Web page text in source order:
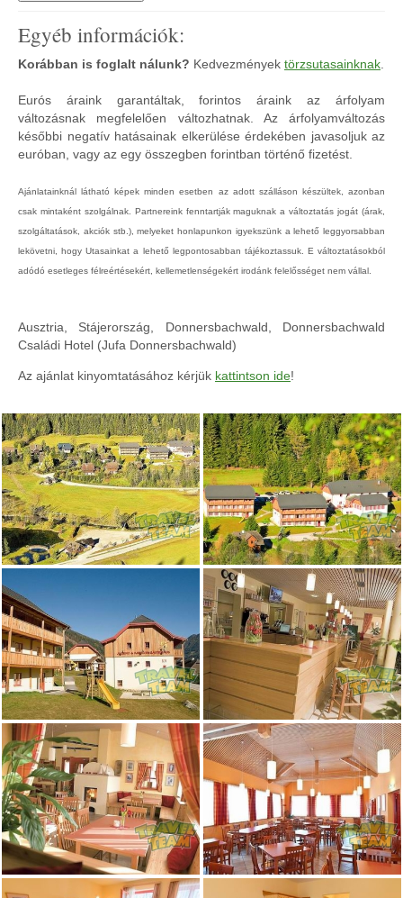
Egyéb információk:
Korábban is foglalt nálunk? Kedvezmények törzsutasainknak.
Eurós áraink garantáltak, forintos áraink az árfolyam
változásnak megfelelően változhatnak. Az árfolyamváltozás
későbbi negatív hatásainak elkerülése érdekében javasoljuk az
euróban, vagy az egy összegben forintban történő fizetést.
Ajánlatainknál látható képek minden esetben az adott szálláson készültek, azonban
csak mintaként szolgálnak. Partnereink fenntartják maguknak a változtatás jogát (árak,
szolgáltatások, akciók stb.), melyeket honlapunkon igyekszünk a lehető leggyorsabban
lekövetni, hogy Utasainkat a lehető legpontosabban tájékoztassuk. E változtatásokból
adódó esetleges félreértésekért, kellemetlenségekért irodánk felelősséget nem vállal.
Ausztria, Stájerország, Donnersbachwald, Donnersbachwald
Családi Hotel (Jufa Donnersbachwald)
Az ajánlat kinyomtatásához kérjük kattintson ide!